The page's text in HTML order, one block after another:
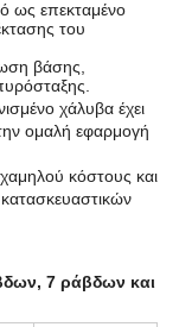
ως επεκταμένο
του
βάσης,
χάλυβα έχει
ομαλή εφαρμογή
κόστους και
7 ράβδων και